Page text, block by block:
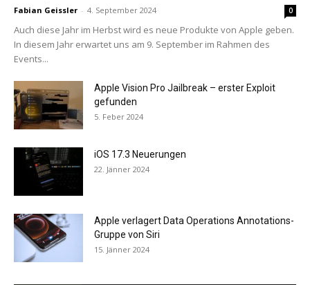
Fabian Geissler - 4. September 2024 0
Auch diese Jahr im Herbst wird es neue Produkte von Apple geben.
In diesem Jahr erwartet uns am 9. September im Rahmen des
Events...
Apple Vision Pro Jailbreak – erster Exploit
gefunden
5. Feber 2024
iOS 17.3 Neuerungen
22. Jänner 2024
Apple verlagert Data Operations Annotations-
Gruppe von Siri
15. Jänner 2024